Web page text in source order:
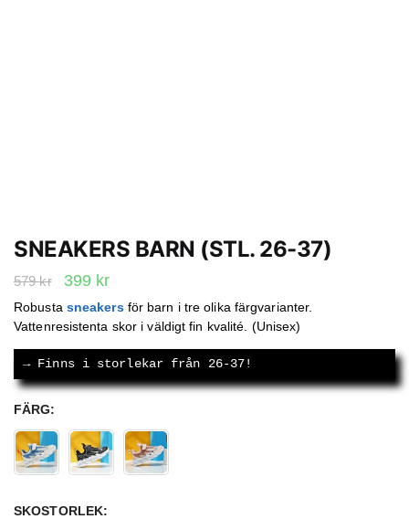
SNEAKERS BARN (STL. 26-37)
579kr
Det
ursprungliga
priset
var:
579 kr.
399 krDet
nuvarande
priset
är:
399 kr.
Robusta sneakersför barn i tre olika färgvarianter.
Vattenresistenta skor i väldigt fin kvalité. (Unisex)
→ Finns i storlekar från 26-37!
FÄRG:
SKOSTORLEK: